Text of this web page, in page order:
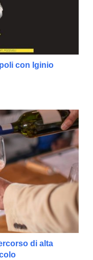
con Iginio
di alta